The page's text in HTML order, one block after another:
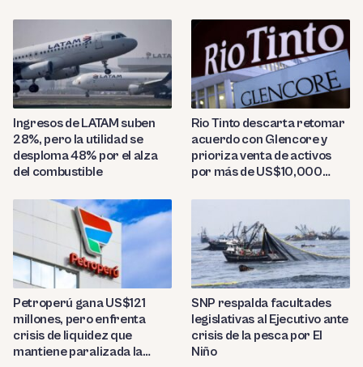
Ingresos de LATAM suben
28%, pero la utilidad se
desploma 48% por el alza
del combustible
Rio Tinto descarta retomar
acuerdo con Glencore y
prioriza venta de activos
por más de US$10,000
Petroperú gana US$121
millones, pero enfrenta
crisis de liquidez que
mantiene paralizada la
SNP respalda facultades
legislativas al Ejecutivo ante
crisis de la pesca por El
Niño